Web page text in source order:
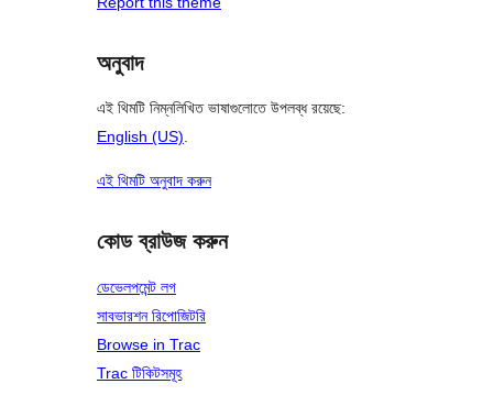
অনুবাদ
এই থিমটি নিম্নলিখিত ভাষাগুলোতে উপলব্ধ রয়েছে:
English (US).
এই থিমটি অনুবাদ করুন
কোড ব্রাউজ করুন
ডেভেলপমেন্ট লগ
সাবভারশন রিপোজিটরি
Browse in Trac
Trac টিকিটসমূহ